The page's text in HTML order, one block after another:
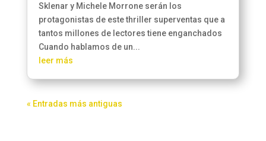
Sklenar y Michele Morrone serán los
protagonistas de este thriller superventas que a
tantos millones de lectores tiene enganchados
Cuando hablamos de un...
leer más
« Entradas más antiguas